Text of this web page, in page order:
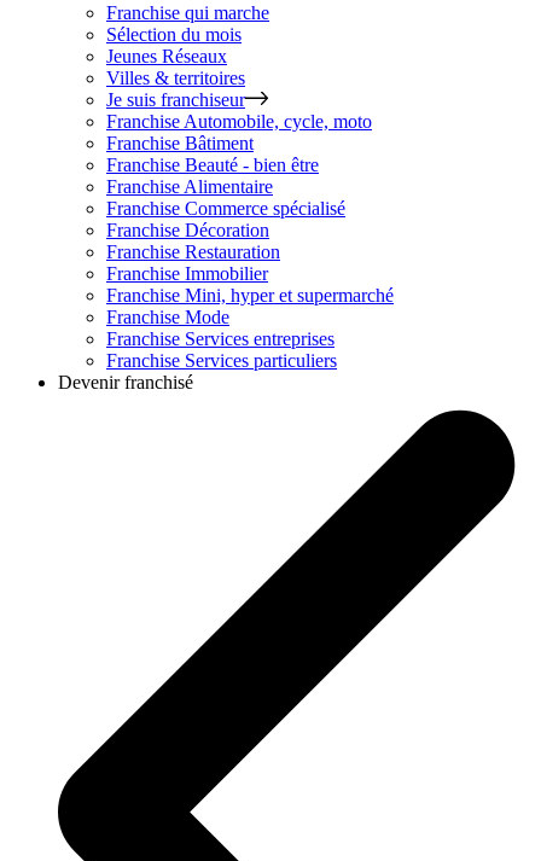
Franchise qui marche
Sélection du mois
Jeunes Réseaux
Villes & territoires
Je suis franchiseur
Franchise Automobile, cycle, moto
Franchise Bâtiment
Franchise Beauté - bien être
Franchise Alimentaire
Franchise Commerce spécialisé
Franchise Décoration
Franchise Restauration
Franchise Immobilier
Franchise Mini, hyper et supermarché
Franchise Mode
Franchise Services entreprises
Franchise Services particuliers
Devenir franchisé